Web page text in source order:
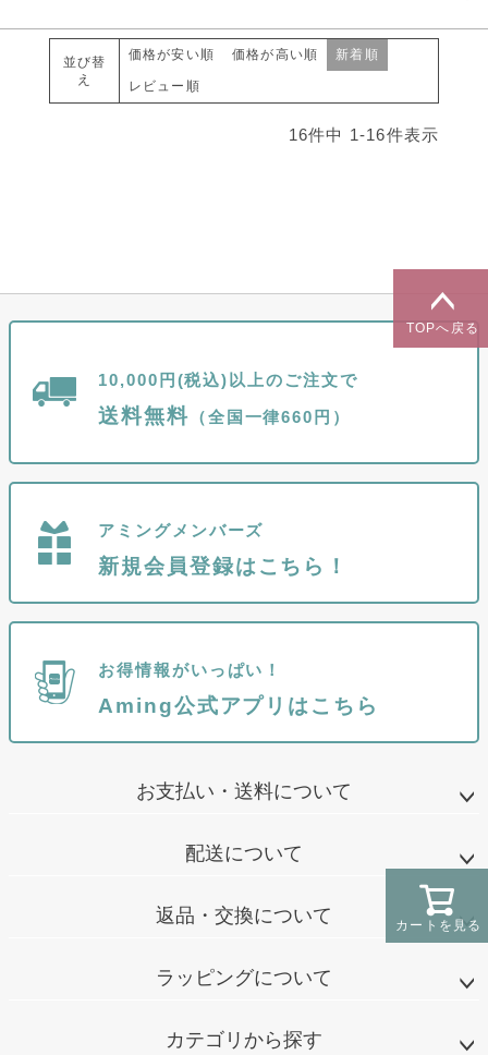
並び替
え
価格が安い順 価格が高い順 新着順
レビュー順
16件中 1 -16件表示
カートを見る
TOPへ戻る
10,000円(税込)以上のご注文で
送料無料 （全国一律660円）
アミングメンバーズ
新規会員登録はこちら！
お得情報がいっぱい！
Aming公式アプリはこちら
お支払い・送料について
配送について
返品・交換について
ラッピングについて
カテゴリから探す